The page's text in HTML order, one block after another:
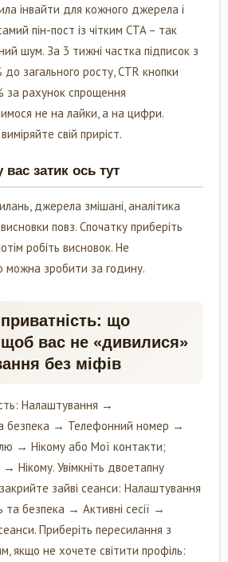
інвайти для кожного джерела і
пін-пост із чітким CTA – так
шум. За 3 тижні частка підписок з
загального росту, CTR кнопки
за рахунок спрощення
не на лайки, а на цифри.
свій приріст.
затик ось тут
джерела змішані, аналітика
повз. Спочатку приберіть
робіть висновок. Не
зробити за годину.
що
щоб вас не «дивилися»
без міфів
Налаштування →
безпека → Телефонний номер →
→ Нікому або Мої контакти;
Нікому. Увімкніть двоетапну
зайві сеанси: Налаштування
та безпека → Активні сесії →
Приберіть пересилання з
якщо не хочете світити профіль: